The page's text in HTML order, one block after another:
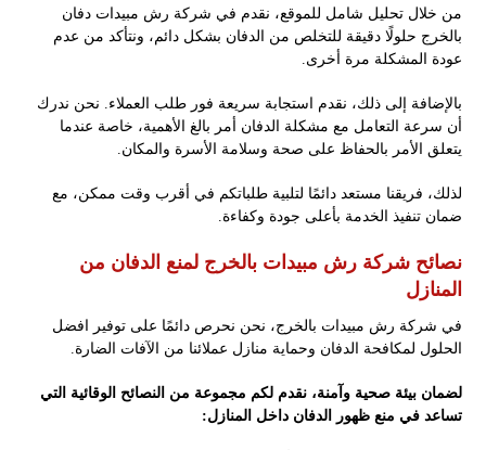
من خلال تحليل شامل للموقع، نقدم في شركة رش مبيدات دفان
بالخرج حلولًا دقيقة للتخلص من الدفان بشكل دائم، ونتأكد من عدم
عودة المشكلة مرة أخرى.
بالإضافة إلى ذلك، نقدم استجابة سريعة فور طلب العملاء. نحن ندرك
أن سرعة التعامل مع مشكلة الدفان أمر بالغ الأهمية، خاصة عندما
يتعلق الأمر بالحفاظ على صحة وسلامة الأسرة والمكان.
لذلك، فريقنا مستعد دائمًا لتلبية طلباتكم في أقرب وقت ممكن، مع
ضمان تنفيذ الخدمة بأعلى جودة وكفاءة.
نصائح شركة رش مبيدات بالخرج لمنع الدفان من
المنازل
في شركة رش مبيدات بالخرج، نحن نحرص دائمًا على توفير افضل
الحلول لمكافحة الدفان وحماية منازل عملائنا من الآفات الضارة.
لضمان بيئة صحية وآمنة، نقدم لكم مجموعة من النصائح الوقائية التي
تساعد في منع ظهور الدفان داخل المنازل: